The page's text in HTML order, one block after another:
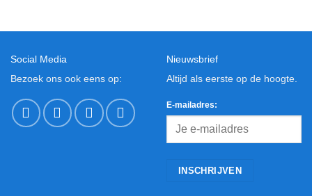
Social Media
Bezoek ons ook eens op:
Nieuwsbrief
Altijd als eerste op de hoogte.
E-mailadres: